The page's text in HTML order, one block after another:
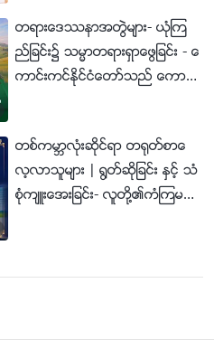
တရားေဒႆနာအတြဲမ်ား- ယုံၾက
ည္ျခင္း၌ သမၼာတရားရွာေဖြျခင္း - ေ
ကာင္းကင္ႏိုင္ငံေတာ္သည္ ေကာင္း
တစ္ကမာၻလုံးဆိုင္ရာ တ႐ုတ္စာေ
လ့လာသူမ်ား | ႐ြတ္ဆိုျခင္း ႏွင့္ သံ
စုံက်ဴးေအးျခင္း- လူတို႔၏ကံၾကမၼာ